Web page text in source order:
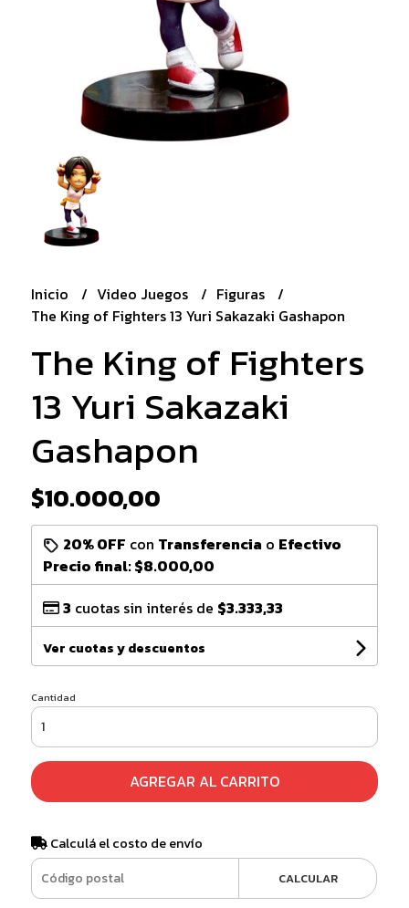
Inicio Video Juegos
Figuras
The King of Fighters 13 Yuri Sakazaki Gashapon
The King of Fighters
13 Yuri Sakazaki
Gashapon
$10.000,00
20% OFF con Transferencia o Efectivo
Precio final:$8.000,00
3 cuotas sin interés de $3.333,33
Ver cuotas y descuentos
Cantidad
AGREGAR AL CARRITO
Calculá el costo de envío
CALCULAR